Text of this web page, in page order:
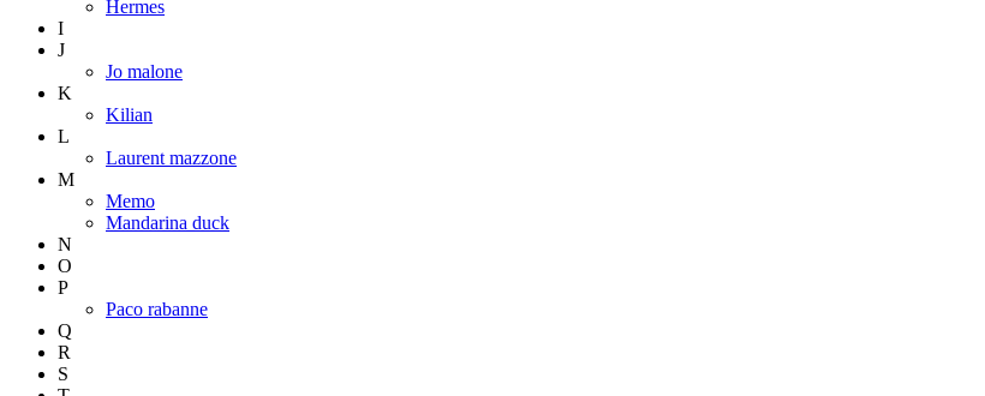
Hermes
I
J
Jo malone
K
Kilian
L
Laurent mazzone
M
Memo
Mandarina duck
N
O
P
Paco rabanne
Q
R
S